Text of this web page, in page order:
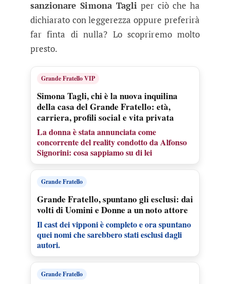
sanzionare Simona Tagli per ciò che ha
dichiarato con leggerezza oppure preferirà
far finta di nulla? Lo scopriremo molto
presto.
Grande Fratello VIP
Simona Tagli, chi è la nuova inquilina
della casa del Grande Fratello: età,
carriera, profili social e vita privata
La donna è stata annunciata come
concorrente del reality condotto da Alfonso
Signorini: cosa sappiamo su di lei
Grande Fratello
Grande Fratello, spuntano gli esclusi: dai
volti di Uomini e Donne a un noto attore
Il cast dei vipponi è completo e ora spuntano
quei nomi che sarebbero stati esclusi dagli
autori.
Grande Fratello